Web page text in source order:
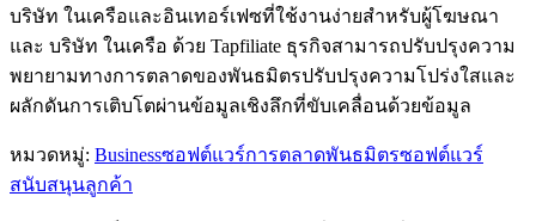
บริษัท ในเครือและอินเทอร์เฟซที่ใช้งานง่ายสำหรับผู้โฆษณา
และ บริษัท ในเครือ ด้วย Tapfiliate ธุรกิจสามารถปรับปรุงความ
พยายามทางการตลาดของพันธมิตรปรับปรุงความโปร่งใสและ
ผลักดันการเติบโตผ่านข้อมูลเชิงลึกที่ขับเคลื่อนด้วยข้อมูล
หมวดหมู่: Businessซอฟต์แวร์การตลาดพันธมิตรซอฟต์แวร์
สนับสนุนลูกค้า